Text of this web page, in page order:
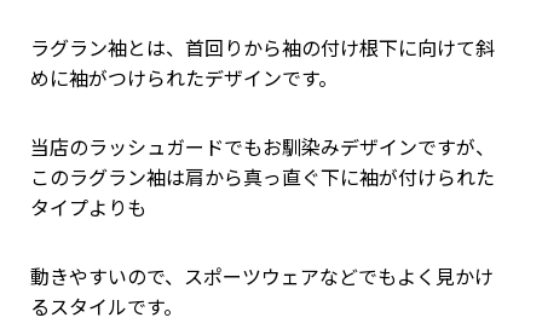
ラグラン袖とは、首回りから袖の付け根下に向けて斜
めに袖がつけられたデザインです。
当店のラッシュガードでもお馴染みデザインですが、
このラグラン袖は肩から真っ直ぐ下に袖が付けられた
タイプよりも
動きやすいので、スポーツウェアなどでもよく見かけ
るスタイルです。